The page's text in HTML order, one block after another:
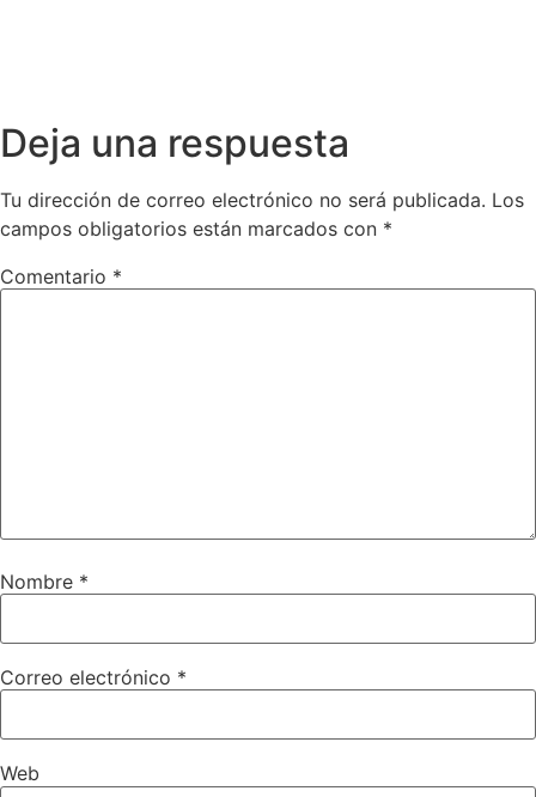
Deja una respuesta
Tu dirección de correo electrónico no será publicada. Los
campos obligatorios están marcados con *
Comentario *
Nombre *
Correo electrónico *
Web